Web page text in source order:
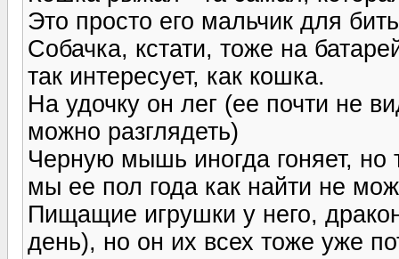
Это просто его мальчик для
Собачка, кстати, тоже на
так интересует, как кошка.
На удочку он лег (ее почти не
можно разглядеть)
Черную мышь иногда гоняет, но
мы ее пол года как найти не
Пищащие игрушки у него,
день), но он их всех тоже уже